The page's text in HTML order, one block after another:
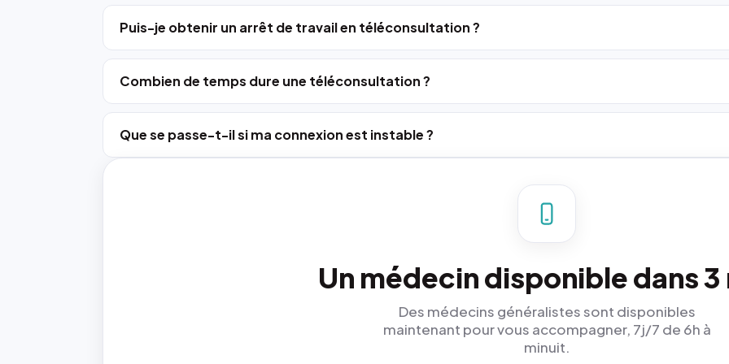
Puis-je obtenir un arrêt de travail en téléconsultation ?
Combien de temps dure une téléconsultation ?
Que se passe-t-il si ma connexion est instable ?
Un médecin disponible dans 3
Des médecins généralistes sont disponibles
maintenant pour vous accompagner, 7j/7 de 6h à
minuit.